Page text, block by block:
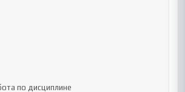
по дисциплине